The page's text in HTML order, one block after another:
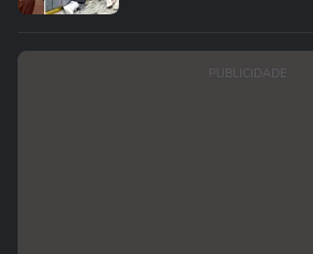
PUBLICIDADE